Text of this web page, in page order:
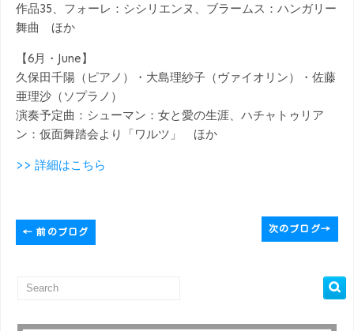
作品35、フォーレ：シシリエンヌ、ブラームス：ハンガリー
舞曲 ほか
【6月・June】
久保田千陽（ピアノ）・大島理紗子（ヴァイオリン）・佐藤
亜理沙（ソプラノ）
演奏予定曲：シューマン：女と愛の生涯、ハチャトゥリア
ン：仮面舞踏会より「ワルツ」 ほか
>> 詳細はこちら
← 前のブログ 次のブログ→